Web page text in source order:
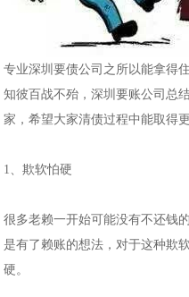
专业深圳要债公司之所以能拿得
知彼百战不殆，深圳要账公司总
家，希望大家清债过程中能取得
1、欺软怕硬
很多老赖一开始可能没有不还钱
是有了赖账的想法，对于这种欺
硬。